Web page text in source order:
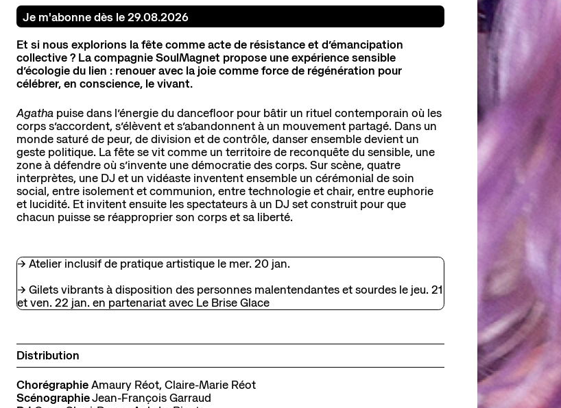
Je m'abonne dès le 29.08.2026
Et si nous explorions la fête comme acte de résistance et d’émancipation
collective ? La compagnie SoulMagnet propose une expérience sensible
d’écologie du lien : renouer avec la joie comme force de régénération pour
célébrer, en conscience, le vivant.
Agatha puise dans l’énergie du dancefloor pour bâtir un rituel contemporain où les
corps s’accordent, s’élèvent et s’abandonnent à un mouvement partagé. Dans un
monde saturé de peur, de division et de contrôle, danser ensemble devient un
geste politique. La fête se vit comme un territoire de reconquête du sensible, une
zone à défendre où s’invente une démocratie des corps. Sur scène, quatre
interprètes, une DJ et un vidéaste inventent ensemble un cérémonial de soin
social, entre isolement et communion, entre technologie et chair, entre euphorie
et lucidité. Et invitent ensuite les spectateurs à un DJ set construit pour que
chacun puisse se réapproprier son corps et sa liberté.
→ Atelier inclusif de pratique artistique le mer. 20 jan.
→ Gilets vibrants à disposition des personnes malentendantes et sourdes le jeu. 21
et ven. 22 jan. en partenariat avec Le Brise Glace
Distribution
Chorégraphie Amaury Réot, Claire-Marie Réot
ScénographieJean-François Garraud